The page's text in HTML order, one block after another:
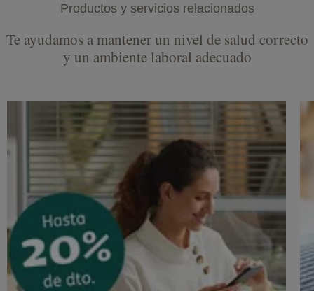
Productos y servicios relacionados
Te ayudamos a mantener un nivel de salud correcto
y un ambiente laboral adecuado